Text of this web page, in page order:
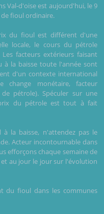
Val-d'oise est aujourd'hui, le 9
de fioul ordinaire.
du fioul est différent d'une
locale, le cours du pétrole
facteurs extérieurs faisant
à la baisse toute l'année sont
d'un contexte international
monétaire, facteur
pétrole). Spéculer sur une
du pétrole est tout à fait
la baisse, n'attendez pas le
Acteur incontournable dans
efforçons chaque semaine de
au jour le jour sur l'évolution
du fioul dans les communes